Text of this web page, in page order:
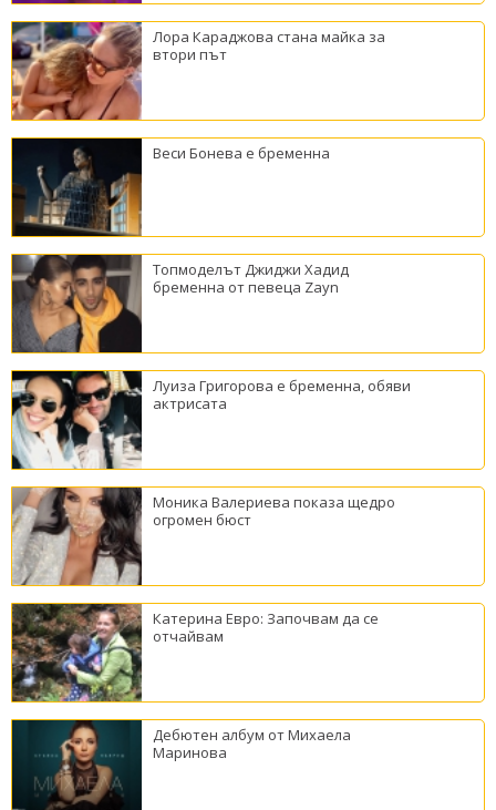
Лора Караджова стана майка за
втори път
Веси Бонева е бременна
Топмоделът Джиджи Хадид
бременна от певеца Zayn
Луиза Григорова е бременна, обяви
актрисата
Моника Валериева показа щедро
огромен бюст
Катерина Евро: Започвам да се
отчайвам
Дебютен албум от Михаела
Маринова